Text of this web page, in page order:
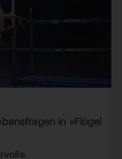
in «Flügel